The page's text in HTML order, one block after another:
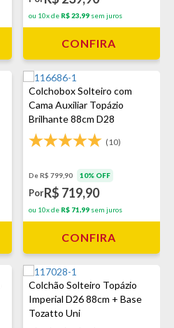
ou 10x de R$ 23,99 sem juros
CONFIRA
Colchobox Solteiro com
Cama Auxiliar Topázio
Brilhante 88cm D28
(10)
De R$ 799,90 10% OFF
PorR$ 719,90
ou 10x de R$ 71,99 sem juros
CONFIRA
Colchão Solteiro Topázio
Imperial D26 88cm + Base
Tozatto Uni